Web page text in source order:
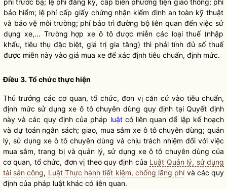
phí trước bạ; lệ phí đăng ký, cấp biển phương tiện giao thông; phí
bảo hiểm; lệ phí cấp giấy chứng nhận kiểm định an toàn kỹ thuật
và bảo vệ môi trường; phí bảo trì đường bộ liên quan đến việc sử
dụng xe,... Trường hợp xe ô tô được miễn các loại thuế (nhập
khẩu, tiêu thụ đặc biệt, giá trị gia tăng) thì phải tính đủ số thuế
được miễn này vào giá mua xe để xác định tiêu chuẩn, định mức.
Điều 3. Tổ chức thực hiện
Thủ trưởng các cơ quan, tổ chức, đơn vị căn cứ vào tiêu chuẩn,
định mức sử dụng xe ô tô chuyên dùng quy định tại Quyết định
này và các quy định của pháp luậtcó liên quan để lập kế hoạch
và dự toán ngân sách; giao, mua sắm xe ô tô chuyên dùng; quản
lý, sử dụng xe ô tô chuyên dùng và chịu trách nhiệm đối với việc
mua sắm, trang bị và quản lý, sử dụng xe ô tô chuyên dùng của
cơ quan, tổ chức, đơn vị theo quy định của Luật Quản lý, sử dụng
tài sản công, Luật Thực hành tiết kiệm, chống lãng phívà các quy
định của pháp luật khác có liên quan.